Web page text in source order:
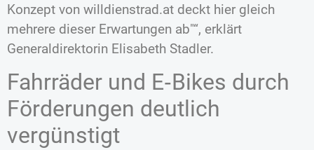
Konzept von willdienstrad.at deckt hier gleich
mehrere dieser Erwartungen ab “, erklärt
Generaldirektorin Elisabeth Stadler.
Fahrräder und E‑Bikes durch
Förderungen deutlich
vergünstigt